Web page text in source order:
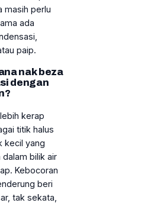
masih perlu
ada
paip.
nak beza
dengan
kerap
titik halus
kecil yang
bilik air
Kebocoran
beri
tak sekata,